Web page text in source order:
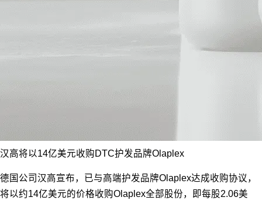
汉高将以14亿美元收购DTC护发品牌Olaplex
德国公司汉高宣布，已与高端护发品牌Olaplex达成收购协议，
将以约14亿美元的价格收购Olaplex全部股份，即每股2.06美